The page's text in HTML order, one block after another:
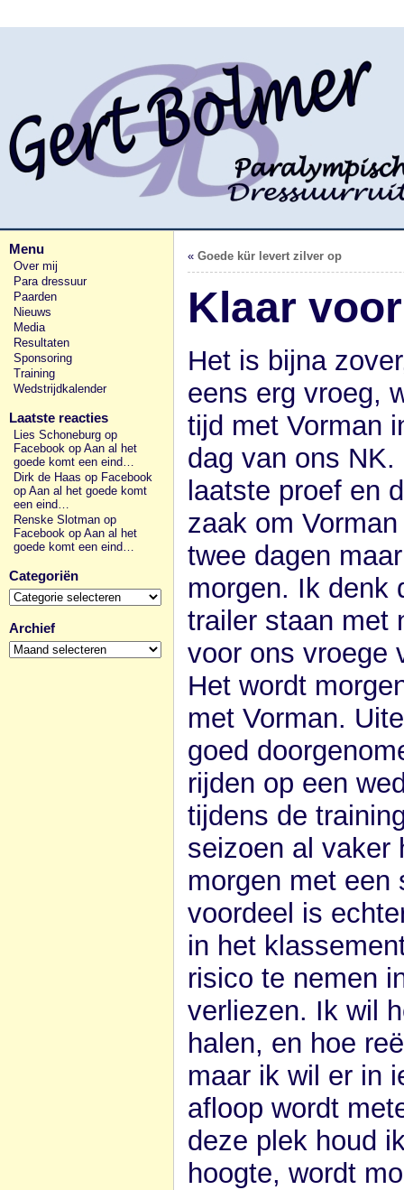
Menu
Over mij
Para dressuur
Paarden
Nieuws
Media
Resultaten
Sponsoring
Training
Wedstrijdkalender
Laatste reacties
Lies Schoneburg op
Facebook op Aan al het
goede komt een eind…
Dirk de Haas op Facebook
op Aan al het goede komt
een eind…
Renske Slotman op
Facebook op Aan al het
goede komt een eind…
Categoriën
Categoriën
Archief
Archief
« Goede kür levert zilver op
Klaar
Het is bijna
eens erg vroeg,
tijd met Vorman
dag van ons
laatste proef en
zaak om
twee dagen
morgen. Ik denk
trailer staan met
voor ons vroege
Het wordt
met Vorman.
goed
rijden op een
tijdens de
seizoen al vaker
morgen met een
voordeel is
in het
risico te nemen
verliezen. Ik wil
halen, en hoe
maar ik wil er in
afloop wordt
deze plek houd
hoogte, wordt